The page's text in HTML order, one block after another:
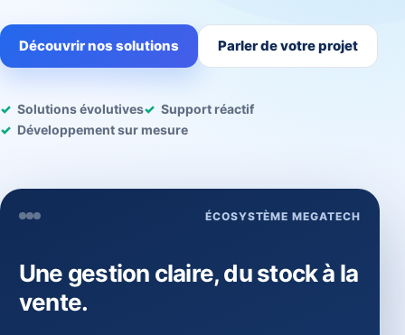
Découvrir nos solutions Parler de votre projet
Solutions évolutives
Support réactif
Développement sur mesure
ÉCOSYSTÈME MEGATECH
Une gestion claire, du stock à la
vente.